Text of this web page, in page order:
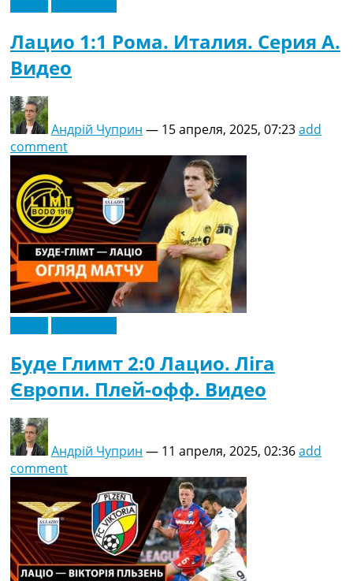
Лацио 1:1 Рома. Италия. Серия A.
Видео
Андрій Чуприн — 15 апреля, 2025, 07:23add
comment
Буде Глимт 2:0 Лацио. Ліга
Європи. Плей-офф. Видео
Андрій Чуприн — 11 апреля, 2025, 02:36add
comment